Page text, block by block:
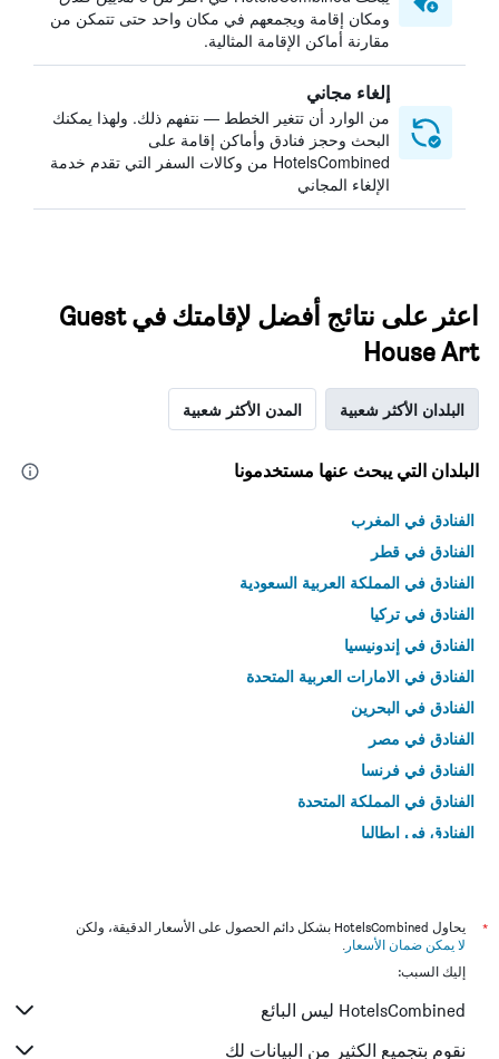
ومكان إقامة ويجمعهم في مكان واحد حتى تتمكن من
مقارنة أماكن الإقامة المثالية.
إلغاء مجاني
من الوارد أن تتغير الخطط — نتفهم ذلك. ولهذا يمكنك
البحث وحجز فنادق وأماكن إقامة على
HotelsCombined من وكالات السفر التي تقدم خدمة
الإلغاء المجاني
اعثر على نتائج أفضل لإقامتك في Guest
House Art
البلدان الأكثر شعبية المدن الأكثر شعبية
البلدان التي يبحث عنها مستخدمونا
الفنادق في المغرب
الفنادق في قطر
الفنادق في المملكة العربية السعودية
الفنادق في تركيا
الفنادق في إندونيسيا
الفنادق في الامارات العربية المتحدة
الفنادق في البحرين
الفنادق في مصر
الفنادق في فرنسا
الفنادق في المملكة المتحدة
الفنادق في إيطاليا
*
يحاول HotelsCombined بشكل دائم الحصول على الأسعار الدقيقة، ولكن
لا يمكن ضمان الأسعار .
إليك السبب:
HotelsCombined ليس البائع
نقوم بتجميع الكثير من البيانات لك